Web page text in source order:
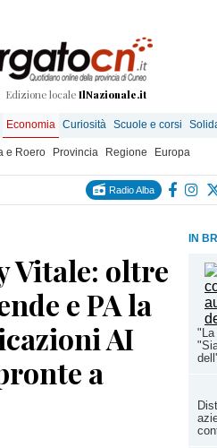
Edizione locale IlNazionale.it
Economia Curiosità Scuole e corsi
e Roero Provincia Regione Europa
Radio Alba
IN
"La
Vitale: oltre
e PA la
AI
a